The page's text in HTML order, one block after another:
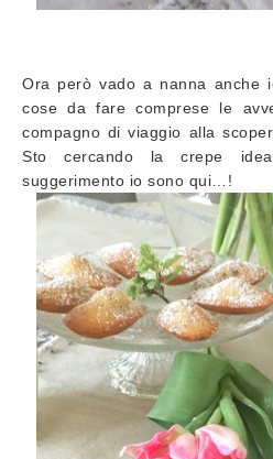
Ora però vado a nanna anche
cose da fare comprese le
compagno di viaggio alla
Sto cercando la crepe
suggerimento io sono qui…!